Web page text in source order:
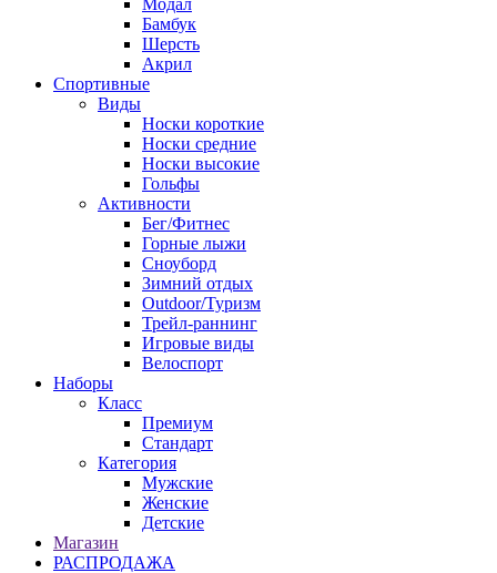
Бамбук
Шерсть
Акрил
Спортивные
Виды
Носки короткие
Носки средние
Носки высокие
Гольфы
Активности
Бег/Фитнес
Горные лыжи
Сноуборд
Зимний отдых
Outdoor/Туризм
Трейл-раннинг
Игровые виды
Велоспорт
Наборы
Класс
Премиум
Стандарт
Категория
Мужские
Женские
Детские
Магазин
РАСПРОДАЖА